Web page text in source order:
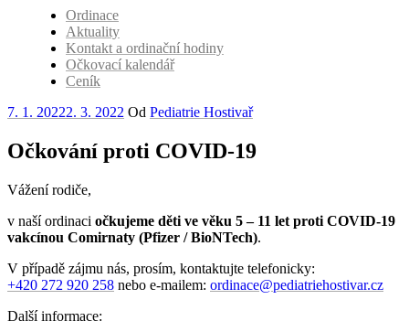
Ordinace
Aktuality
Kontakt a ordinační hodiny
Očkovací kalendář
Ceník
Publikováno
7. 1. 20222. 3. 2022 Od Pediatrie Hostivař
Očkování proti COVID-19
Vážení rodiče,
v naší ordinaci očkujeme děti ve věku 5 – 11 let proti COVID-19
vakcínou Comirnaty (Pfizer / BioNTech).
V případě zájmu nás, prosím, kontaktujte telefonicky:
+420 272 920 258 nebo e-mailem: ordinace@pediatriehostivar.cz
Další informace: